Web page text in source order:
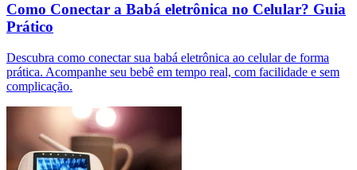
Como Conectar a Babá eletrônica no Celular? Guia
Prático
Descubra como conectar sua babá eletrônica ao celular de forma
prática. Acompanhe seu bebê em tempo real, com facilidade e sem
complicação.